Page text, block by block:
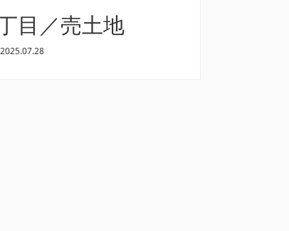
目／売土地
2025.07.28